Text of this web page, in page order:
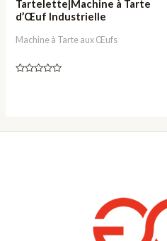
Tartelette|Machine à Tarte
d’Œuf Industrielle
Machine à Tarte aux Œufs